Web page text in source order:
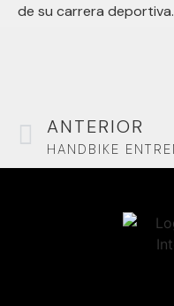
de su carrera deportiva.
ANTERIOR